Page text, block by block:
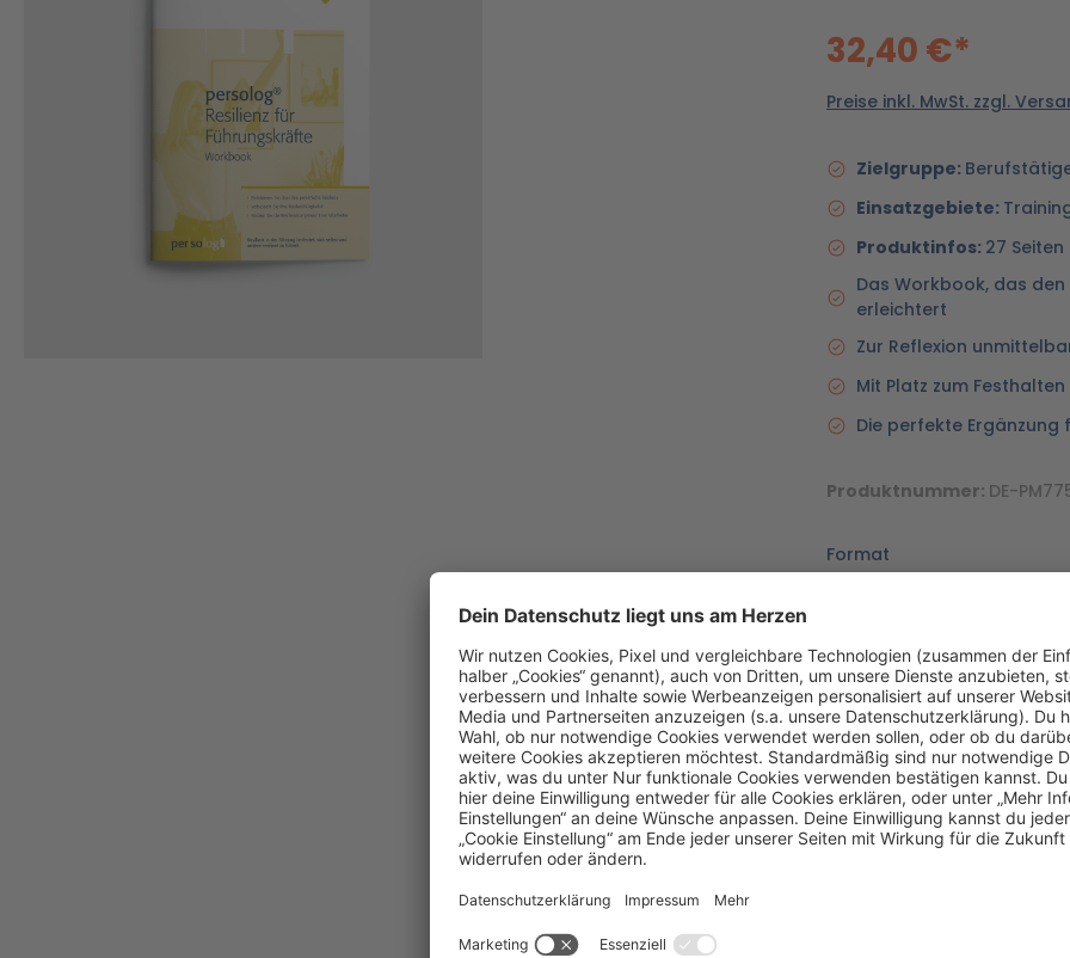
32,40 €*
Preise inkl. MwSt. zzgl.
Zielgruppe:
Einsatzgebiete:
Produktinfos: 27
Das Workbook, das
erleichtert
Zur Reflexion
Mit Platz zum
Die perfekte Ergänzung
Produktnummer: DE-
Format
Sprache
DE
Version
05/24_V1.1